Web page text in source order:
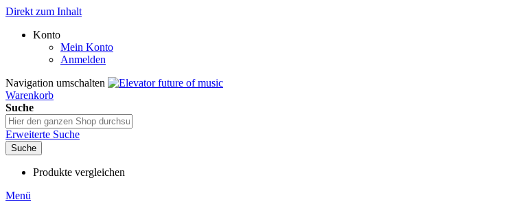
Direkt zum Inhalt
Konto
Mein Konto
Anmelden
Navigation umschalten
Warenkorb
Suche
Erweiterte Suche
Suche
Produkte vergleichen
Menü